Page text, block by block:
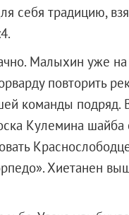
себя традицию,
Малыхин уже
повторить
команды подряд.
Кулемина шайба
Хиетанен